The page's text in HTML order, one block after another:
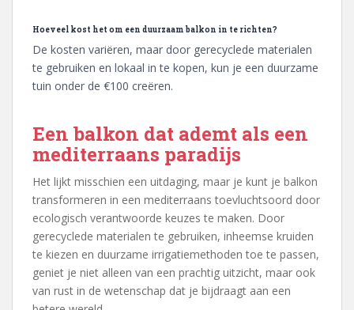
Hoeveel kost het om een duurzaam balkon in te richten?
De kosten variëren, maar door gerecyclede materialen
te gebruiken en lokaal in te kopen, kun je een duurzame
tuin onder de €100 creëren.
Een balkon dat ademt als een
mediterraans paradijs
Het lijkt misschien een uitdaging, maar je kunt je balkon
transformeren in een mediterraans toevluchtsoord door
ecologisch verantwoorde keuzes te maken. Door
gerecyclede materialen te gebruiken, inheemse kruiden
te kiezen en duurzame irrigatiemethoden toe te passen,
geniet je niet alleen van een prachtig uitzicht, maar ook
van rust in de wetenschap dat je bijdraagt aan een